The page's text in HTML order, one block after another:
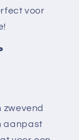
voor
zwevend
aanpast